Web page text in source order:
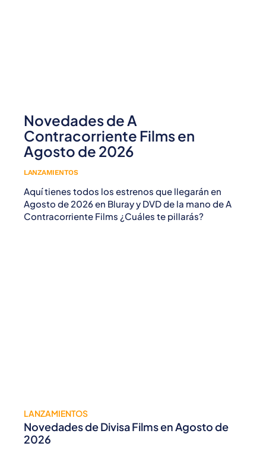
Novedades de A
Contracorriente Films en
Agosto de 2026
LANZAMIENTOS
Aquí tienes todos los estrenos que llegarán en
Agosto de 2026 en Bluray y DVD de la mano de A
Contracorriente Films ¿Cuáles te pillarás?
LANZAMIENTOS
Novedades de Divisa Films en Agosto de
2026